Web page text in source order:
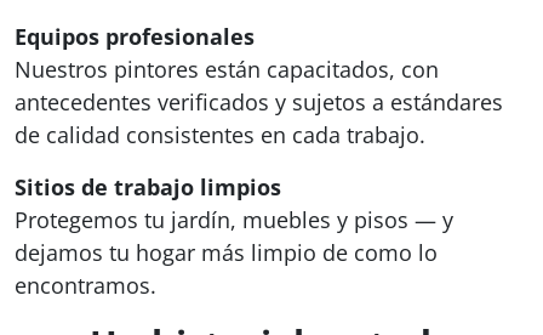
Equipos profesionales
Nuestros pintores están capacitados, con
antecedentes verificados y sujetos a estándares
de calidad consistentes en cada trabajo.
Sitios de trabajo limpios
Protegemos tu jardín, muebles y pisos — y
dejamos tu hogar más limpio de como lo
encontramos.